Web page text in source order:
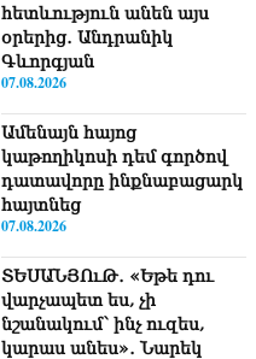
հետևություն անեն այս
օրերից․ Անդրանիկ
Գևորգյան
07.08.2026
Ամենայն հայոց
կաթողիկոսի դեմ գործով
դատավորը ինքնաբացարկ
հայտնեց
07.08.2026
ՏԵՍԱՆՅՈւԹ․ «Եթե դու
վարչապետ ես, չի
նշանակում՝ ինչ ուզես,
կարաս անես»․ Նարեկ